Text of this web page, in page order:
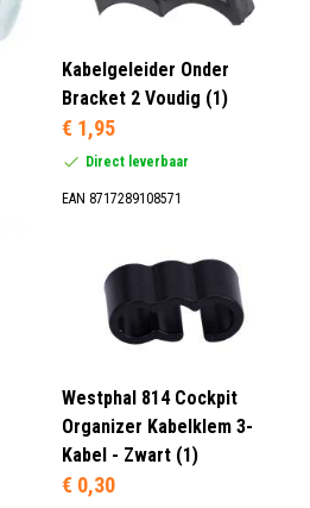
Kabelgeleider Onder
Bracket 2 Voudig (1)
€ 1,95
Direct leverbaar
EAN 8717289108571
Westphal 814 Cockpit
Organizer Kabelklem 3-
Kabel - Zwart (1)
€ 0,30